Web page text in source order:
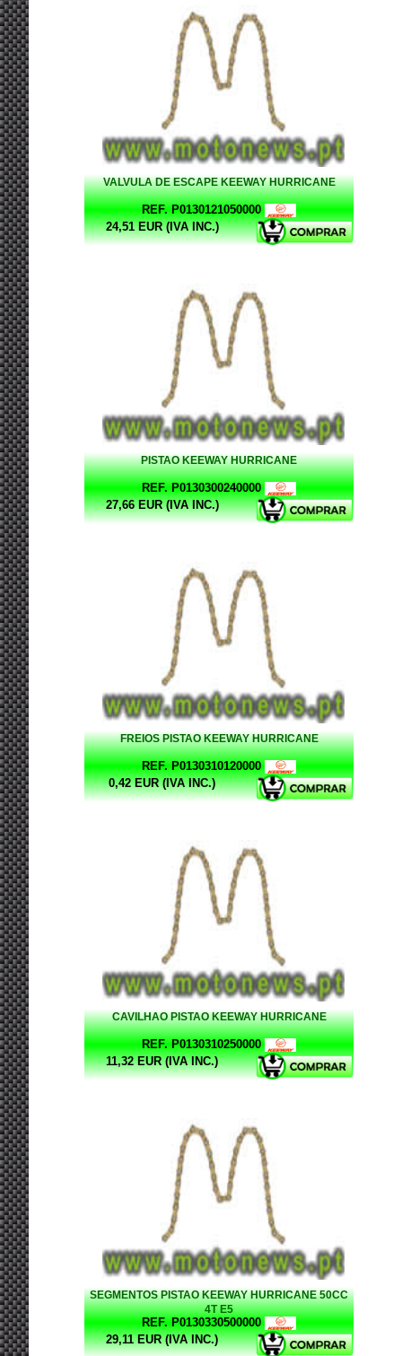
VALVULA DE ESCAPE KEEWAY HURRICANE
REF. P0130121050000
24,51 EUR (IVA INC.)
PISTAO KEEWAY HURRICANE
REF. P0130300240000
27,66 EUR (IVA INC.)
FREIOS PISTAO KEEWAY HURRICANE
REF. P0130310120000
0,42 EUR (IVA INC.)
CAVILHAO PISTAO KEEWAY HURRICANE
REF. P0130310250000
11,32 EUR (IVA INC.)
SEGMENTOS PISTAO KEEWAY HURRICANE 50CC
4T E5
REF. P0130330500000
29,11 EUR (IVA INC.)